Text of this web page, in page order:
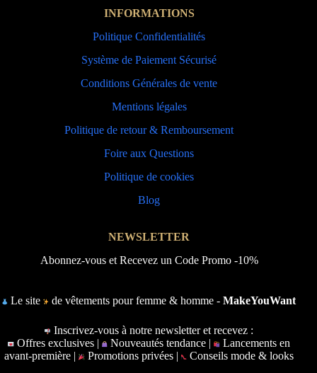
INFORMATIONS
Politique Confidentialités
Système de Paiement Sécurisé
Conditions Générales de vente
Mentions légales
Politique de retour & Remboursement
Foire aux Questions
Politique de cookies
Blog
NEWSLETTER
Abonnez-vous et Recevez un Code Promo -10%
Le site de vêtements pour femme & homme -MakeYouWant
Inscrivez-vous à notre newsletter et recevez :
Offres exclusives |
Nouveautés tendance |
Lancements en
avant-première | Promotions privées | Conseils mode & looks